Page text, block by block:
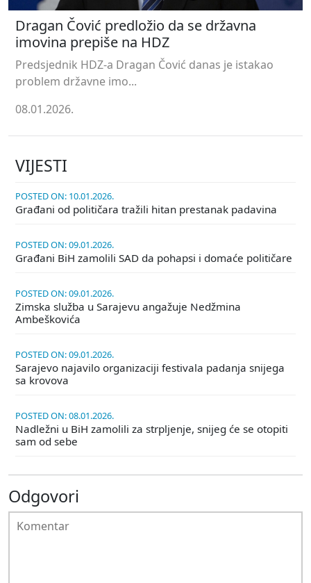
Dragan Čović predložio da se državna
imovina prepiše na HDZ
Predsjednik HDZ-a Dragan Čović danas je istakao
problem državne imo...
08.01.2026.
VIJESTI
POSTED ON: 10.01.2026.
Građani od političara tražili hitan prestanak padavina
POSTED ON: 09.01.2026.
Građani BiH zamolili SAD da pohapsi i domaće političare
POSTED ON: 09.01.2026.
Zimska služba u Sarajevu angažuje Nedžmina
Ambeškovića
POSTED ON: 09.01.2026.
Sarajevo najavilo organizaciji festivala padanja snijega
sa krovova
POSTED ON: 08.01.2026.
Nadležni u BiH zamolili za strpljenje, snijeg će se otopiti
sam od sebe
Odgovori